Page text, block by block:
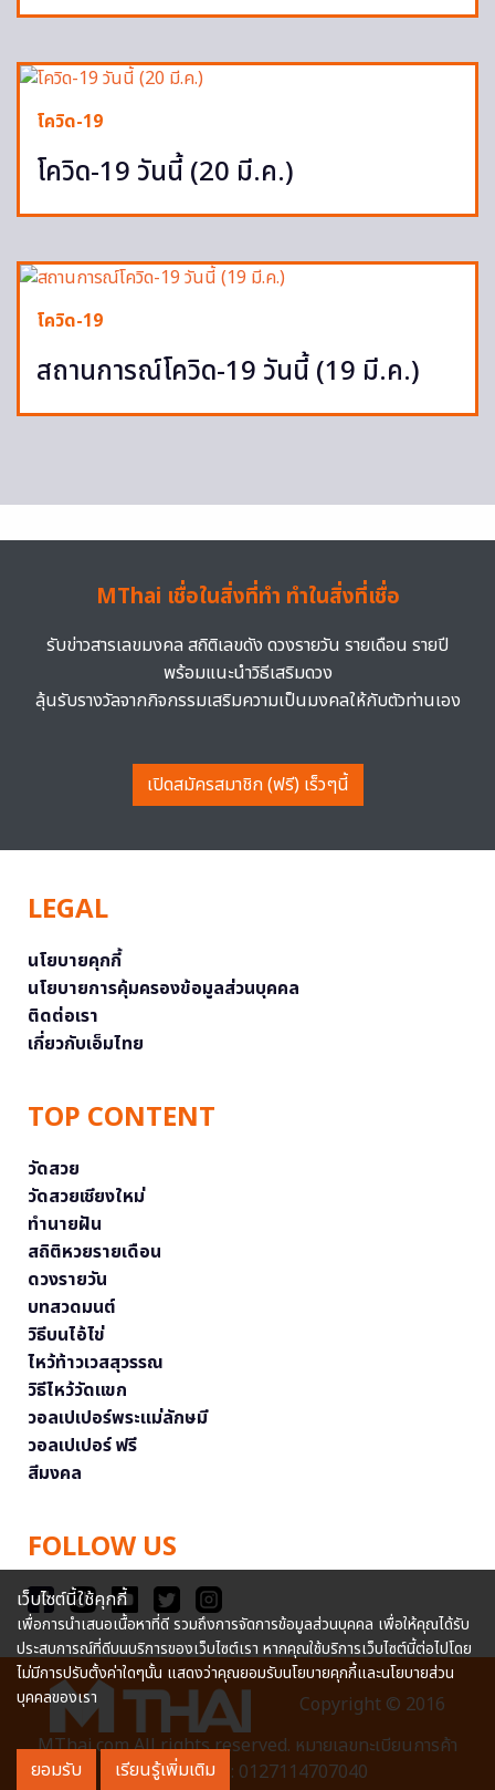
โควิด-19
โควิด-19 วันนี้ (20 มี.ค.)
โควิด-19
สถานการณ์โควิด-19 วันนี้ (19 มี.ค.)
MThai เชื่อในสิ่งที่ทำ ทำในสิ่งที่เชื่อ
รับข่าวสารเลขมงคล สถิติเลขดัง ดวงรายวัน รายเดือน รายปี
พร้อมแนะนำวิธีเสริมดวง
ลุ้นรับรางวัลจากกิจกรรมเสริมความเป็นมงคลให้กับตัวท่านเอง
เปิดสมัครสมาชิก (ฟรี) เร็วๆนี้
LEGAL
นโยบายคุกกี้
นโยบายการคุ้มครองข้อมูลส่วนบุคคล
ติดต่อเรา
เกี่ยวกับเอ็มไทย
TOP CONTENT
วัดสวย
วัดสวยเชียงใหม่
ทำนายฝัน
สถิติหวยรายเดือน
ดวงรายวัน
บทสวดมนต์
วิธีบนไอ้ไข่
ไหว้ท้าวเวสสุวรรณ
วิธีไหว้วัดแขก
วอลเปเปอร์พระแม่ลักษมี
วอลเปเปอร์ ฟรี
สีมงคล
FOLLOW US
Copyright © 2016
MThai.com All rights reserved. หมายเลขทะเบียนการค้า
อิเล็กทรอนิกส์ : 0127114707040
เว็บไซต์นี้ใช้คุกกี้
เพื่อการนำเสนอเนื้อหาที่ดี รวมถึงการจัดการข้อมูลส่วนบุคคล เพื่อให้คุณได้รับ
ประสบการณ์ที่ดีบนบริการของเว็บไซต์เรา หากคุณใช้บริการเว็บไซต์นี้ต่อไปโดย
ไม่มีการปรับตั้งค่าใดๆนั้น แสดงว่าคุณยอมรับนโยบายคุกกี้และนโยบายส่วน
บุคคลของเรา
ยอมรับ เรียนรู้เพิ่มเติม